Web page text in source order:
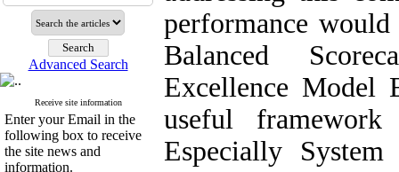
Advanced Search
Receive site information
Enter your Email in the
following box to receive
the site news and
information.
performance
Balanced
Excellence Model
useful
Especially